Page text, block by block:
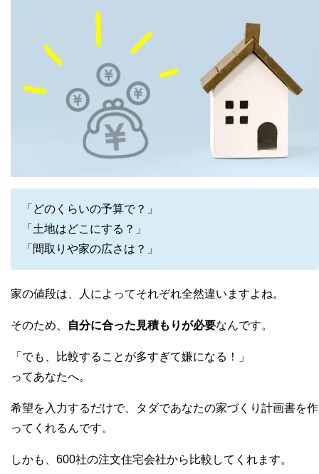
「どのくらいの予算で？」
「土地はどこにする？」
「間取りや家の広さは？」
家の値段は、人によってそれぞれ全然違いますよね。
そのため、 自分に合った見積もりが必要なんです。
「でも、比較することが多すぎて嫌になる！」
ってあなたへ。
希望を入力するだけで、タダであなたの家づくり計画書を作
ってくれるんです。
しかも、600社の注文住宅会社から比較してくれます。